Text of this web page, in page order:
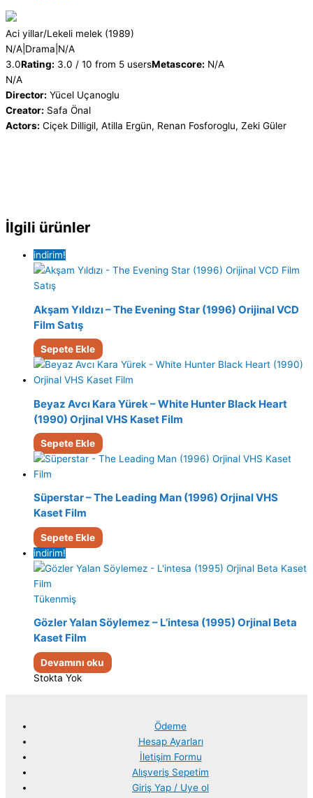
Film
adet
Aci yillar/Lekeli melek (1989)
N/A Drama N/A
3.0Rating: 3.0 / 10 from 5 usersMetascore: N/A
N/A
Director: Yücel Uçanoglu
Creator: Safa Önal
Actors: Ciçek Dilligil, Atilla Ergün, Renan Fosforoglu, Zeki Güler
İlgili ürünler
indirim!
Akşam Yıldızı – The Evening Star (1996) Orijinal VCD
Film Satış
Sepete Ekle
Beyaz Avcı Kara Yürek – White Hunter Black Heart
(1990) Orjinal VHS Kaset Film
Sepete Ekle
Süperstar – The Leading Man (1996) Orjinal VHS
Kaset Film
Sepete Ekle
indirim!
Tükenmiş
Gözler Yalan Söylemez – L’intesa (1995) Orjinal Beta
Kaset Film
Devamını oku
Stokta Yok
Ödeme
Hesap Ayarları
İletişim Formu
Alışveriş Sepetim
Giriş Yap / Uye ol